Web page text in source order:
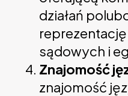
działań
sądowych i
Znajomość
znajomość